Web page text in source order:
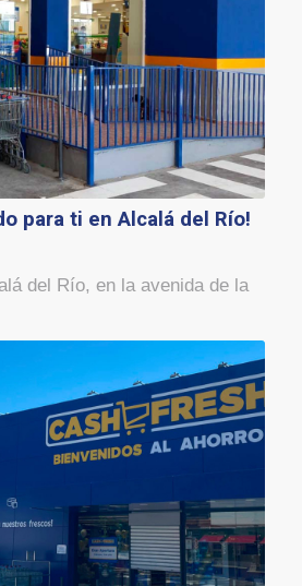
para ti en Alcalá del Río!
del Río, en la avenida de la